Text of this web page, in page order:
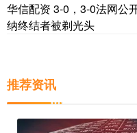
华信配资 3-0，3-0法网公
纳终结者被剃光头
推荐资讯